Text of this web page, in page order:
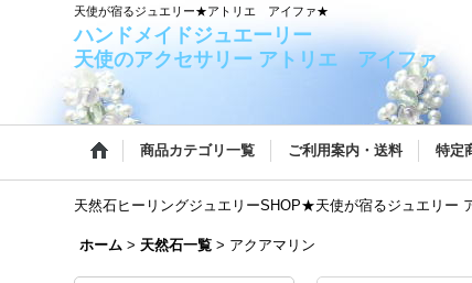
天使が宿るジュエリー★アトリエ アイファ★
ハンドメイドジュエ
天使のアクセサリー アトリエ アイファ
商品カテゴリ一覧 ご利用案内・送料 特定
天然石ヒーリングジュエリーSHOP★天使が宿るジュエリー
ホーム > 天然石一覧 > アクアマリン